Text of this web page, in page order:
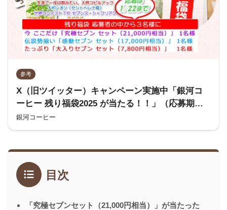
参考
X（旧ツイッター）キャンペーン実施中「銀河コ
ーヒー 残り福袋2025 が当たる！！」（応募期間
1/19～1/22）
銀河コーヒー
目次
「究極セブンセット（21,000円相当）」が当たった